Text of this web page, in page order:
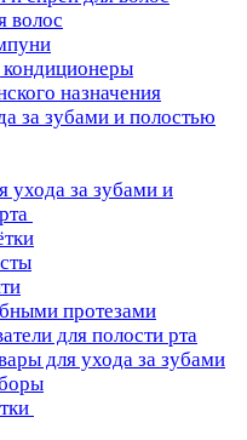
волос
назначения
за зубами и полостью
ухода за зубами и
протезами
для полости рта
для ухода за зубами